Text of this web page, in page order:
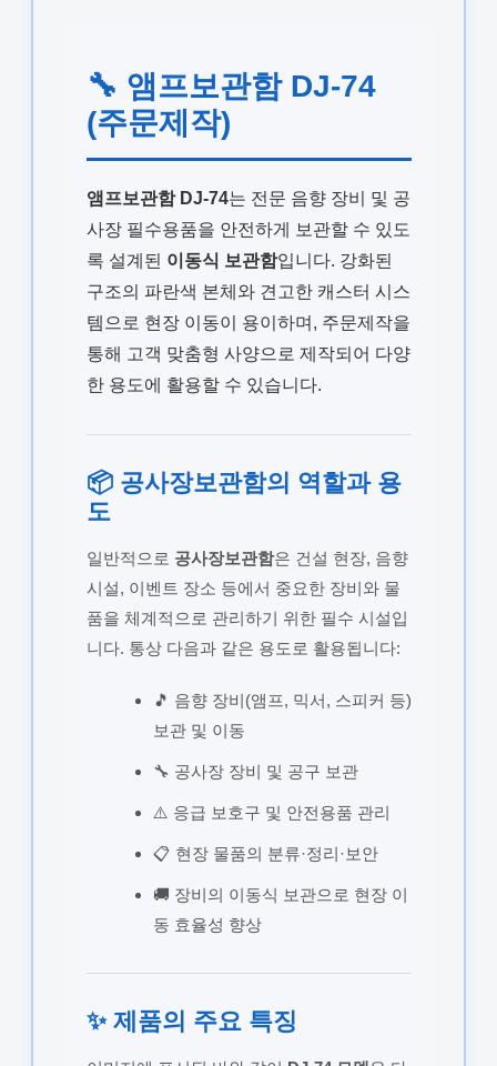
🔧 앰프보관함 DJ-74
(주문제작)
앰프보관함 DJ-74는 전문 음향 장비 및 공
사장 필수용품을 안전하게 보관할 수 있도
록 설계된 이동식 보관함입니다. 강화된
구조의 파란색 본체와 견고한 캐스터 시스
템으로 현장 이동이 용이하며, 주문제작을
통해 고객 맞춤형 사양으로 제작되어 다양
한 용도에 활용할 수 있습니다.
📦 공사장보관함의 역할과 용
도
일반적으로 공사장보관함은 건설 현장, 음향
시설, 이벤트 장소 등에서 중요한 장비와 물
품을 체계적으로 관리하기 위한 필수 시설입
니다. 통상 다음과 같은 용도로 활용됩니다:
🎵 음향 장비(앰프, 믹서, 스피커 등)
보관 및 이동
🔧 공사장 장비 및 공구 보관
⚠️ 응급 보호구 및 안전용품 관리
📋 현장 물품의 분류·정리·보안
🚚 장비의 이동식 보관으로 현장 이
동 효율성 향상
✨ 제품의 주요 특징